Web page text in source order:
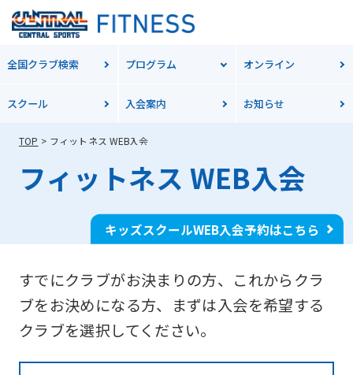
全国クラブ検索 プログラム オンライン
スクール 入会案内 お知らせ
TOP フィットネス WEB入会
フィットネス WEB入会
キッズスクールWEB入会予約はこちら
すでにクラブがお決まりの方、これからクラ
ブをお決めになる方、 まずは入会を希望する
クラブを選択してください。